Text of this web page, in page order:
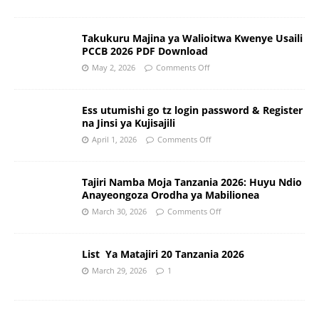
Takukuru Majina ya Walioitwa Kwenye Usaili
PCCB 2026 PDF Download
May 2, 2026 Comments Off
Ess utumishi go tz login password & Register
na Jinsi ya Kujisajili
April 1, 2026 Comments Off
Tajiri Namba Moja Tanzania 2026: Huyu Ndio
Anayeongoza Orodha ya Mabilionea
March 30, 2026 Comments Off
List Ya Matajiri 20 Tanzania 2026
March 29, 2026 1